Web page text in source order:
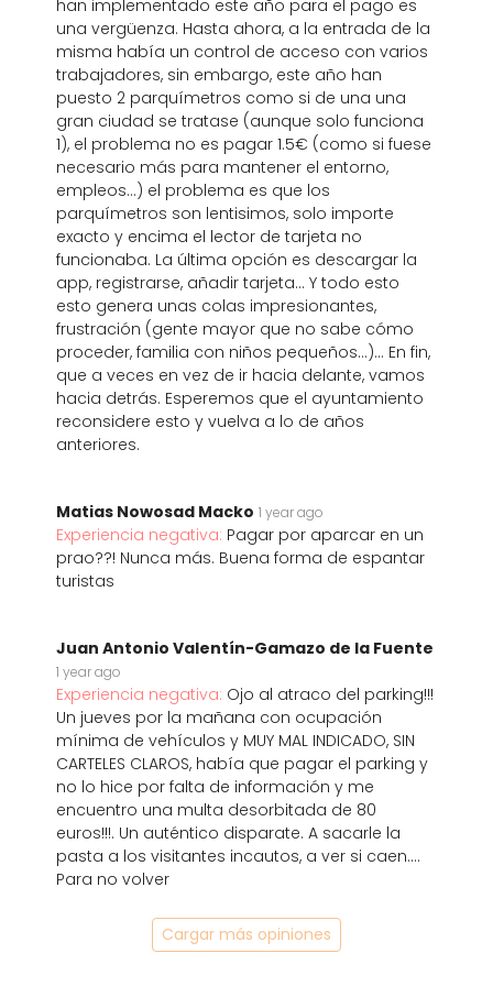
han implementado este año para el pago es
una vergüenza. Hasta ahora, a la entrada de la
misma había un control de acceso con varios
trabajadores, sin embargo, este año han
puesto 2 parquímetros como si de una una
gran ciudad se tratase (aunque solo funciona
1), el problema no es pagar 1.5€ (como si fuese
necesario más para mantener el entorno,
empleos...) el problema es que los
parquímetros son lentisimos, solo importe
exacto y encima el lector de tarjeta no
funcionaba. La última opción es descargar la
app, registrarse, añadir tarjeta... Y todo esto
esto genera unas colas impresionantes,
frustración (gente mayor que no sabe cómo
proceder, familia con niños pequeños...)... En fin,
que a veces en vez de ir hacia delante, vamos
hacia detrás. Esperemos que el ayuntamiento
reconsidere esto y vuelva a lo de años
anteriores.
Matias Nowosad Macko 1 year ago
Experiencia negativa: Pagar por aparcar en un
prao??! Nunca más. Buena forma de espantar
turistas
Juan Antonio Valentín-Gamazo de la Fuente
1 year ago
Experiencia negativa: Ojo al atraco del parking!!!
Un jueves por la mañana con ocupación
mínima de vehículos y MUY MAL INDICADO, SIN
CARTELES CLAROS, había que pagar el parking y
no lo hice por falta de información y me
encuentro una multa desorbitada de 80
euros!!!. Un auténtico disparate. A sacarle la
pasta a los visitantes incautos, a ver si caen....
Para no volver
Cargar más opiniones